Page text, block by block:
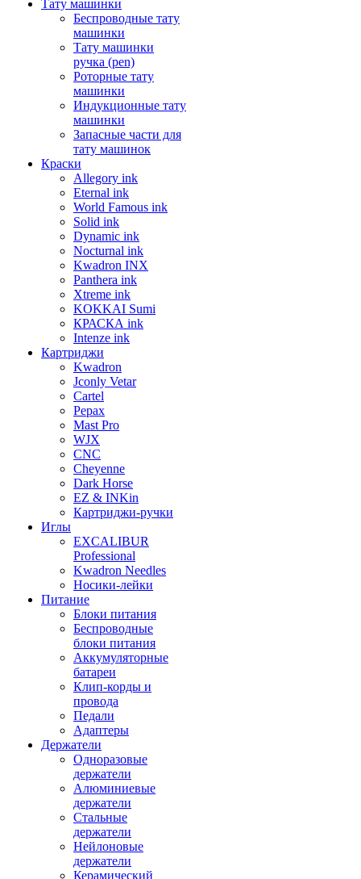
Тату машинки
Беспроводные тату
машинки
Тату машинки
ручка (pen)
Роторные тату
машинки
Индукционные тату
машинки
Запасные части для
тату машинок
Краски
Allegory ink
Eternal ink
World Famous ink
Solid ink
Dynamic ink
Nocturnal ink
Kwadron INX
Panthera ink
Xtreme ink
KOKKAI Sumi
КРАСКА ink
Intenze ink
Картриджи
Kwadron
Jconly Vetar
Cartel
Pepax
Mast Pro
WJX
CNC
Cheyenne
Dark Horse
EZ & INKin
Картриджи-ручки
Иглы
EXCALIBUR
Professional
Kwadron Needles
Носики-лейки
Питание
Блоки питания
Беспроводные
блоки питания
Аккумуляторные
батареи
Клип-корды и
провода
Педали
Адаптеры
Держатели
Одноразовые
держатели
Алюминиевые
держатели
Стальные
держатели
Нейлоновые
держатели
Керамический